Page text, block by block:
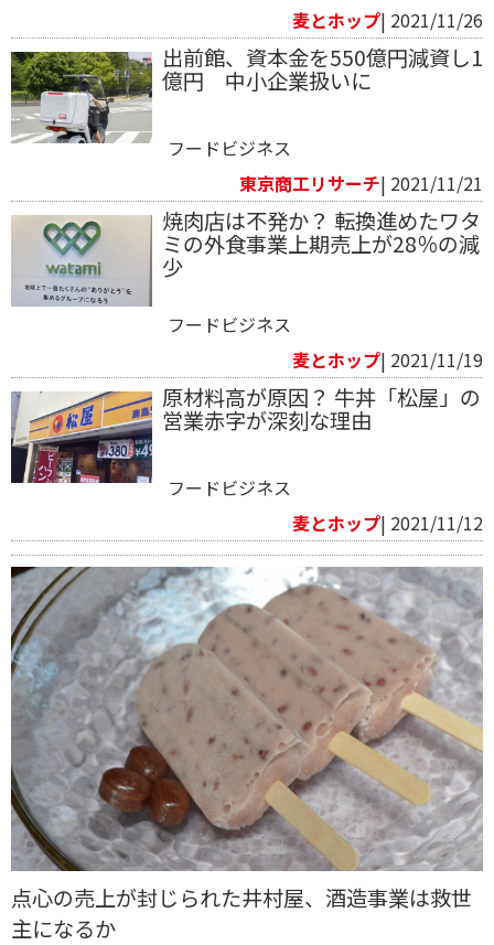
麦とホップ| 2021/11/26
出前館、資本金を550億円減資し1
億円 中小企業扱いに
フードビジネス
東京商工リサーチ| 2021/11/21
焼肉店は不発か？ 転換進めたワタ
ミの外食事業上期売上が28％の減
少
フードビジネス
麦とホップ| 2021/11/19
原材料高が原因？ 牛丼「松屋」の
営業赤字が深刻な理由
フードビジネス
麦とホップ| 2021/11/12
点心の売上が封じられた井村屋、酒造事業は救世
主になるか